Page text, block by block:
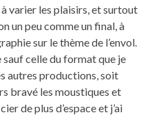
varier les plaisirs, et surtout
un peu comme un final, à
sur le thème de l’envol.
celle du format que je
autres productions, soit
bravé les moustiques et
de plus d’espace et j’ai